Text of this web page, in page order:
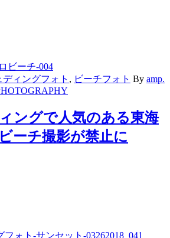
ディングフォト , ビーチフォト By amp.
ングで人気のある東海
ーチ撮影が禁止に